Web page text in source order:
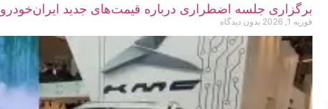
برگزاری جلسه اضطراری درباره قیمت‌های جدید ایران‌خودرو
فوریه 1, 2026 بدون دیدگاه